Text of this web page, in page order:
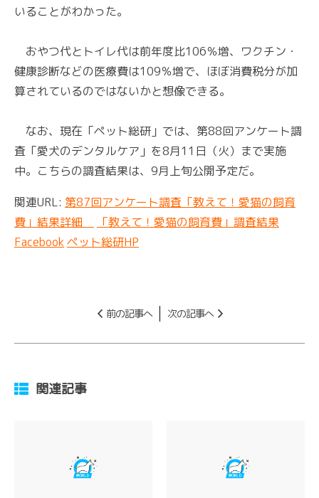
いることがわかった。
おやつ代とトイレ代は前年度比106％増、ワクチン・
健康診断などの医療費は109％増で、ほぼ消費税分が加
算されているのではないかと想像できる。
なお、現在「ペット総研」では、第88回アンケート調
査「愛犬のデンタルケア」を8月11日（火）まで実施
中。こちらの調査結果は、9月上旬公開予定だ。
関連URL: 第87回アンケート調査「教えて！愛猫の飼育
費」結果詳細
「教えて！愛猫の飼育費」調査結果
Facebook ペット総研HP
前の記事へ 次の記事へ
関連記事